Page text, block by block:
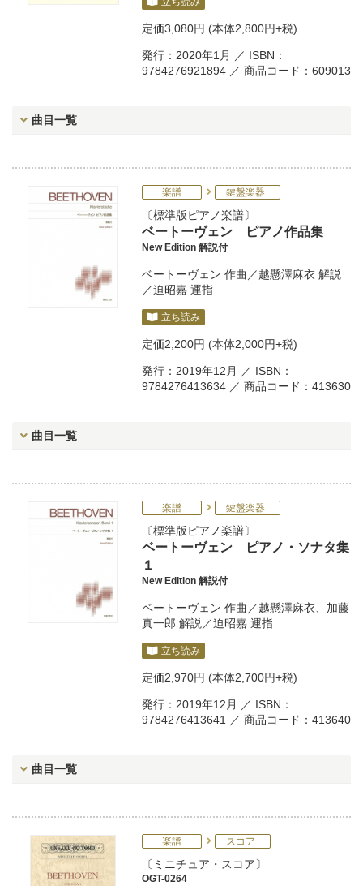
定価3,080円 (本体2,800円+税)
発行：2020年1月 ／ ISBN：
9784276921894 ／ 商品コード：609013
曲目一覧
楽譜 鍵盤楽器
標準版ピアノ楽譜
ベートーヴェン ピアノ作品集
New Edition 解説付
ベートーヴェン 作曲／越懸澤麻衣 解説
／迫昭嘉 運指
立ち読み
定価2,200円 (本体2,000円+税)
発行：2019年12月 ／ ISBN：
9784276413634 ／ 商品コード：413630
曲目一覧
楽譜 鍵盤楽器
標準版ピアノ楽譜
ベートーヴェン ピアノ・ソナタ集
１
New Edition 解説付
ベートーヴェン 作曲／越懸澤麻衣
加藤
真一郎 解説／迫昭嘉 運指
立ち読み
定価2,970円 (本体2,700円+税)
発行：2019年12月 ／ ISBN：
9784276413641 ／ 商品コード：413640
曲目一覧
楽譜 スコア
ミニチュア・スコア
OGT-0264